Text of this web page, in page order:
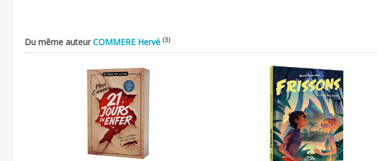
Du même auteurCOMMERE Hervé (3)